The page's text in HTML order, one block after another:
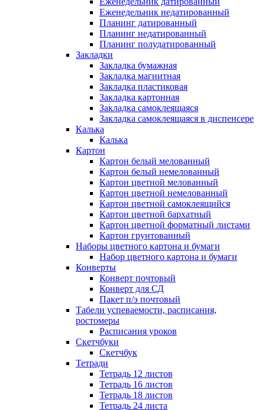
Еженедельник недатированный
Планинг датированный
Планинг недатированный
Планинг полудатированный
Закладки
Закладка бумажная
Закладка магнитная
Закладка пластиковая
Закладка картонная
Закладка самоклеящаяся
Закладка самоклеящаяся в диспенсере
Калька
Калька
Картон
Картон белый мелованный
Картон белый немелованный
Картон цветной мелованный
Картон цветной немелованный
Картон цветной самоклеящийся
Картон цветной бархатный
Картон цветной форматный листами
Картон грунтованный
Наборы цветного картона и бумаги
Набор цветного картона и бумаги
Конверты
Конверт почтовый
Конверт для СД
Пакет п/э почтовый
Табели успеваемости, расписания,
ростомеры
Расписания уроков
Скетчбуки
Скетчбук
Тетради
Тетрадь 12 листов
Тетрадь 16 листов
Тетрадь 18 листов
Тетрадь 24 листа